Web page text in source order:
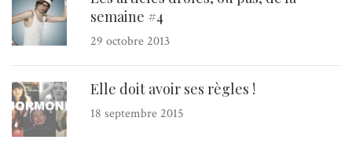
semaine #4
29 octobre 2013
Elle doit avoir ses règles !
18 septembre 2015